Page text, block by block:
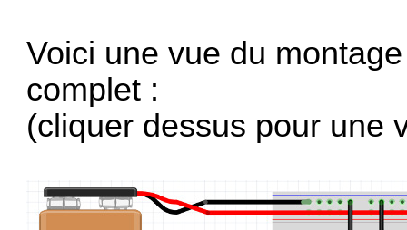
Voici une vue du
complet :
(cliquer dessus pour une